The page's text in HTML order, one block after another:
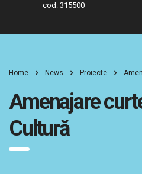
cod: 315500
Home News Proiecte
Amenajare
Cultură